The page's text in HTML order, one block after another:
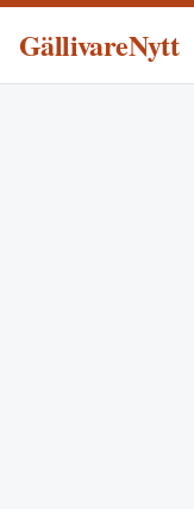
GällivareNytt